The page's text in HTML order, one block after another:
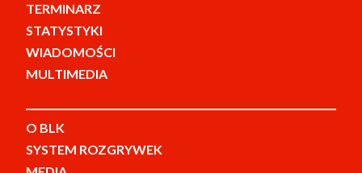
TERMINARZ
STATYSTYKI
WIADOMOŚCI
MULTIMEDIA
O BLK
SYSTEM ROZGRYWEK